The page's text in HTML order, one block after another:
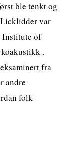
ble tenkt og
var
Institute of
.
fra
andre
folk